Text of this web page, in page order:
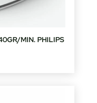
MIN. PHILIPS